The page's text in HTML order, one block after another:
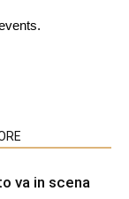
va in scena